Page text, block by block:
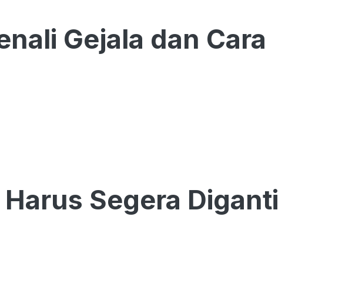
Gejala dan Cara
Segera Diganti